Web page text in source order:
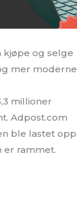
og selge
mer moderne
millioner
Adpost.com
ble lastet opp
er rammet.